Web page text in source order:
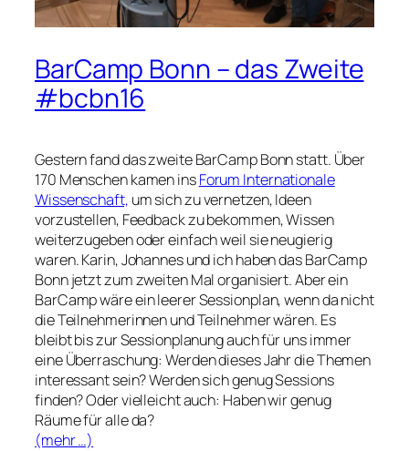
BarCamp Bonn – das Zweite
#bcbn16
Gestern fand das zweite BarCamp Bonn statt. Über
170 Menschen kamen insForum Internationale
Wissenschaft, um sich zu vernetzen, Ideen
vorzustellen, Feedback zu bekommen, Wissen
weiterzugeben oder einfach weil sie neugierig
waren. Karin, Johannes und ich haben das BarCamp
Bonn jetzt zum zweiten Mal organisiert. Aber ein
BarCamp wäre ein leerer Sessionplan, wenn da nicht
die Teilnehmerinnen und Teilnehmer wären. Es
bleibt bis zur Sessionplanung auch für uns immer
eine Überraschung: Werden dieses Jahr die Themen
interessant sein? Werden sich genug Sessions
finden? Oder vielleicht auch: Haben wir genug
Räume für alle da?
(mehr …)